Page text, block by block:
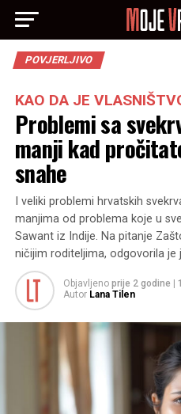
POVJERLJIVO
KAO DA JE
Problemi sa
manji kad
snahe
I veliki problemi hrvatskih
manjima od problema koje u
Sawant iz Indije. Na pitanje
ničijim roditeljima, odgovorila je
Objavljeno prije 2 godine
Autor Lana Tilen